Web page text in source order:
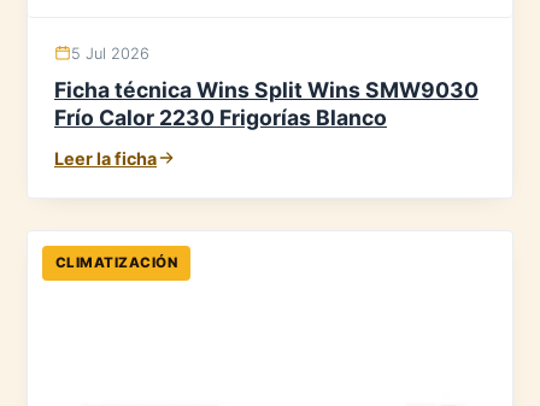
5 Jul 2026
Ficha técnica Wins Split Wins SMW9030
Frío Calor 2230 Frigorías Blanco
Leer la ficha
CLIMATIZACIÓN